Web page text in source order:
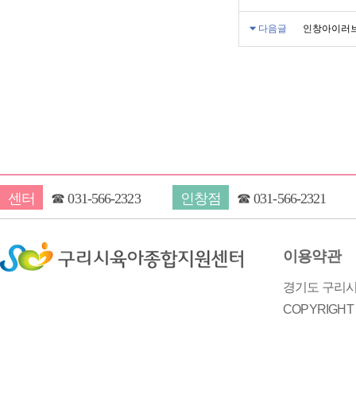
다음글 인창아이러
센터 ☎031-566-2323 인창점 ☎031-566-2321
이용약관
경기도 구리